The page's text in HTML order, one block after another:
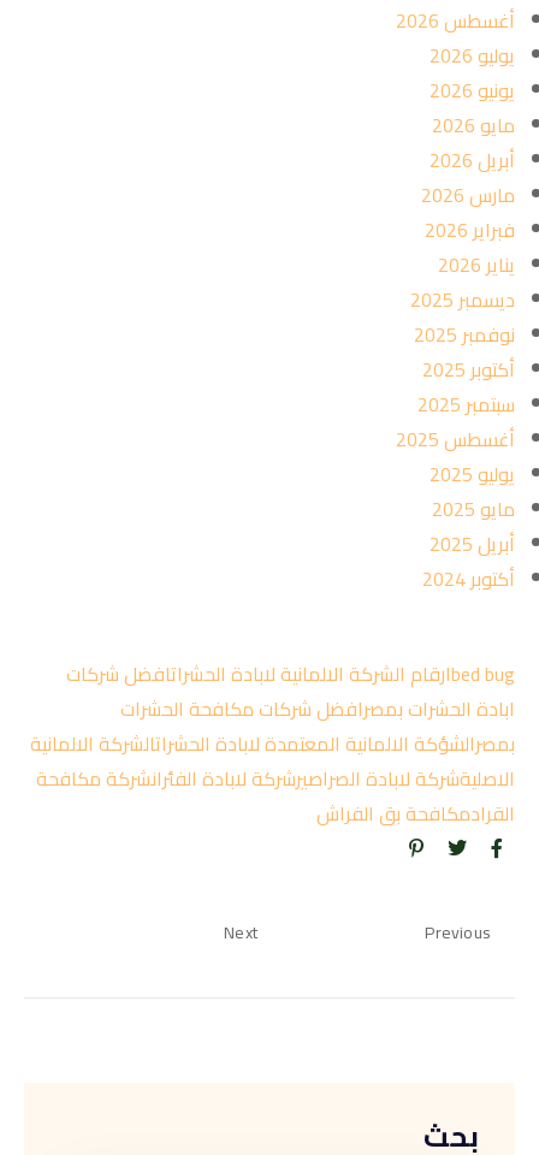
أغسطس 2026
يوليو 2026
يونيو 2026
مايو 2026
أبريل 2026
مارس 2026
فبراير 2026
يناير 2026
ديسمبر 2025
نوفمبر 2025
أكتوبر 2025
سبتمبر 2025
أغسطس 2025
يوليو 2025
مايو 2025
أبريل 2025
أكتوبر 2024
bed bugارقام الشركة الالمانية لابادة الحشراتافضل شركات
ابادة الحشرات بمصرافضل شركات مكافحة الحشرات
بمصرالشؤكة الالمانية المعتمدة لابادة الحشراتالشركة الالمانية
الاصليةشركة لابادة الصراصيرشركة لابادة الفئرانشركة مكافحة
القرادمكافحة بق الفراش
Previous
Next
بحث